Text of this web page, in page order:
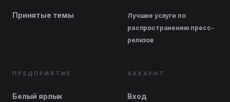
Принятые темы
Лучшие услуги по
распространению пресс-
релизов
ПРЕДПРИЯТИЕ
Белый ярлык
АККАУНТ
Вход